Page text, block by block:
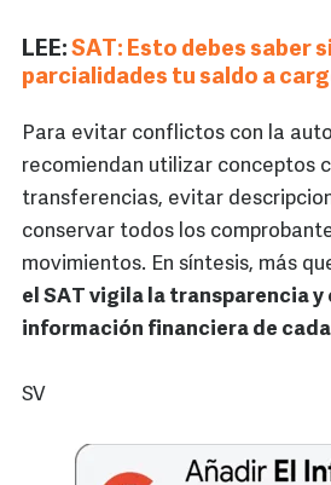
LEE: SAT: Esto debes saber
parcialidades tu saldo a
Para evitar conflictos con la
recomiendan utilizar conceptos
transferencias, evitar
conservar todos los
movimientos. En síntesis, más
el SAT vigila la transparencia
información financiera de
SV